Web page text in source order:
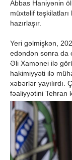
Abbas Haniyənin
müxtəlif
hazırlaşır.
Yeri gəlmişkən,
edəndən sonra da
Əli Xamənei ilə
hakimiyyəti ilə
xəbərlər yayılırdı.
fəaliyyətini Tehran